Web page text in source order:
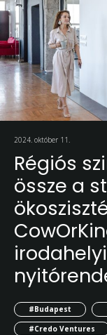
2024. október 11.
Régiós
össze a
#Budapest
#Credo Ventures